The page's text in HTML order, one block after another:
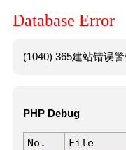
Database Error
(1040) 365建站错误
PHP Debug
No. File